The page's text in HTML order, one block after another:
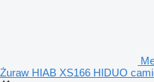
Żuraw HIAB XS166 HIDUO